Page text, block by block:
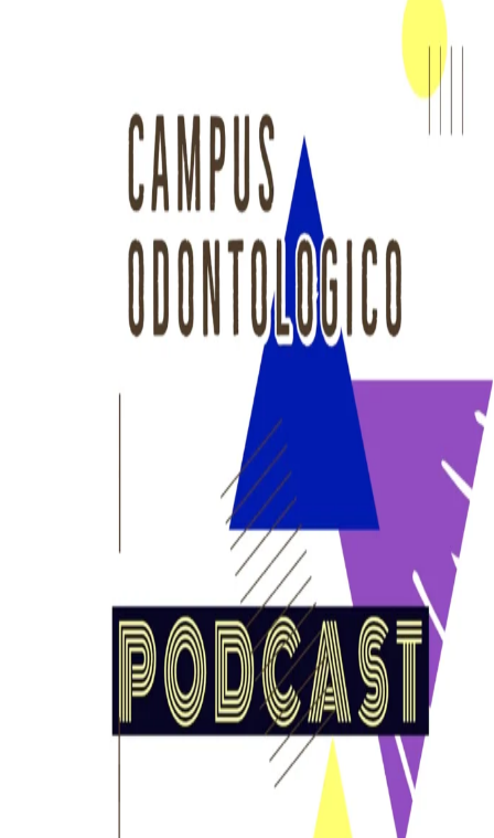
EBOOKS
PODCASTS
VIDEOS
DESCARGAS
¿Quiénes Somos?
Colaboradores
Contacto
Cursos
Cursos Actuales
Cursos Realizados
OdontoFlash